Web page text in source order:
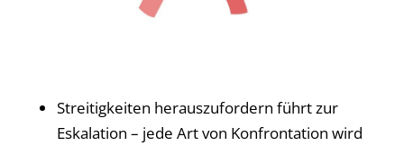
Streitigkeiten herauszufordern führt zur
Eskalation – jede Art von Konfrontation wird